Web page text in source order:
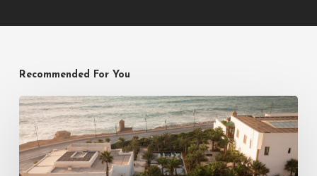
Recommended For You